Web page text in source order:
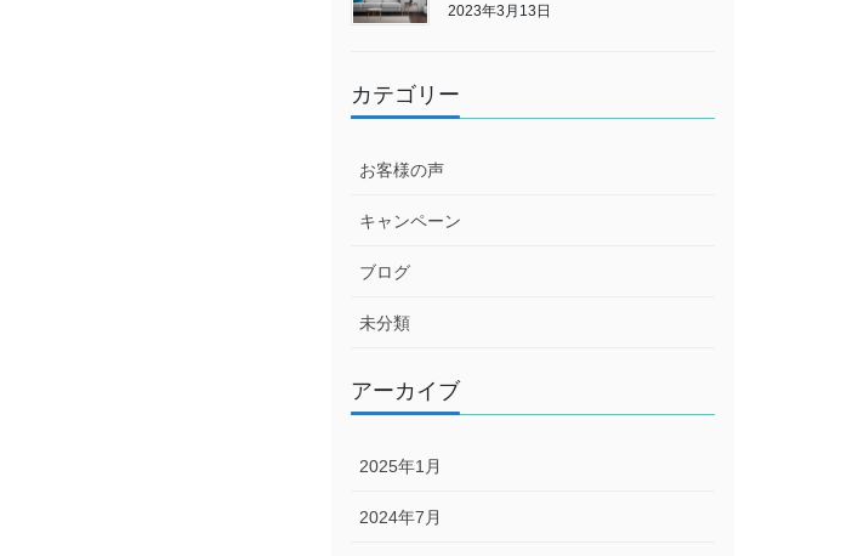
2023年3月13日
カテゴリー
お客様の声
キャンペーン
ブログ
未分類
アーカイブ
2025年1月
2024年7月